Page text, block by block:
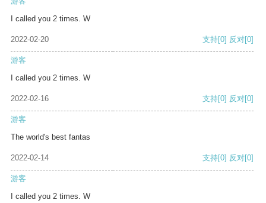
I called you 2 times. W
2022-02-20 支持[0] 反对[0]
游客
I called you 2 times. W
2022-02-16 支持[0] 反对[0]
游客
The world's best fantas
2022-02-14 支持[0] 反对[0]
游客
I called you 2 times. W